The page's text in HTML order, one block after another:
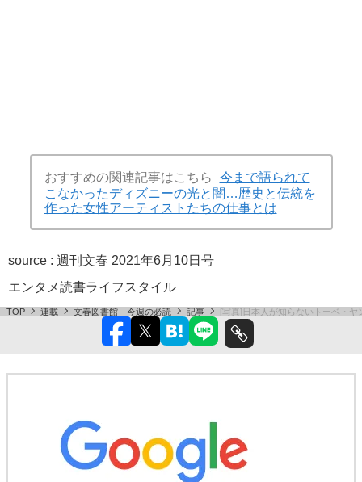
おすすめの関連記事はこちら
今まで語られて
こなかったディズニーの光と闇…歴史と伝統を
作った女性アーティストたちの仕事とは
source : 週刊文春 2021年6月10日号
エンタメ読書ライフスタイル
TOP 連載 文春図書館 今週の必読 記事 [写真]日本人が知らないトーベ・